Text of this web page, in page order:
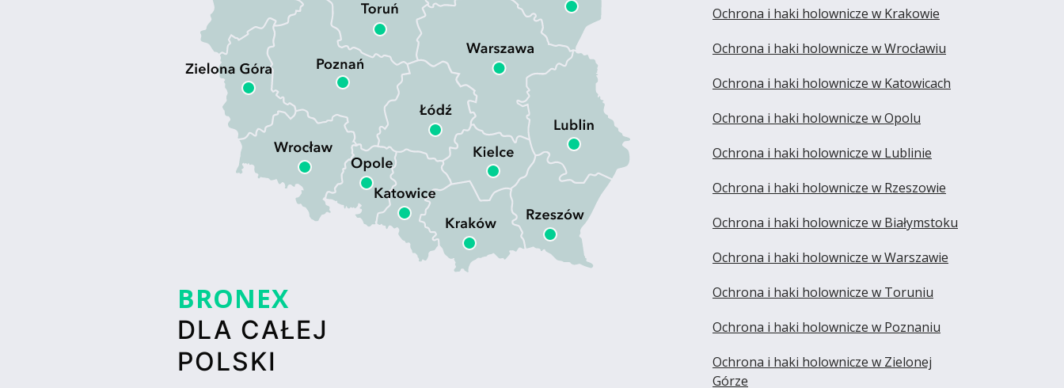
BRONEX
DLA CAŁEJ
POLSKI
Ochrona i haki holownicze w Krakowie
Ochrona i haki holownicze w Wrocławiu
Ochrona i haki holownicze w Katowicach
Ochrona i haki holownicze w Opolu
Ochrona i haki holownicze w Lublinie
Ochrona i haki holownicze w Rzeszowie
Ochrona i haki holownicze w Białymstoku
Ochrona i haki holownicze w Warszawie
Ochrona i haki holownicze w Toruniu
Ochrona i haki holownicze w Poznaniu
Ochrona i haki holownicze w Zielonej
Górze